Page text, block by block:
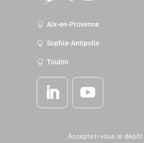
 Aix-en-Provence
 Sophia-Antipolis
 Toulon
Acceptez-vous le